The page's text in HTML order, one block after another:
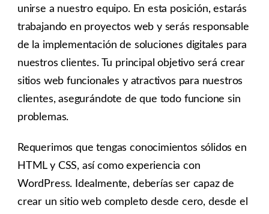
unirse a nuestro equipo. En esta posición, estarás
trabajando en proyectos web y serás responsable
de la implementación de soluciones digitales para
nuestros clientes. Tu principal objetivo será crear
sitios web funcionales y atractivos para nuestros
clientes, asegurándote de que todo funcione sin
problemas.
Requerimos que tengas conocimientos sólidos en
HTML y CSS, así como experiencia con
WordPress. Idealmente, deberías ser capaz de
crear un sitio web completo desde cero, desde el